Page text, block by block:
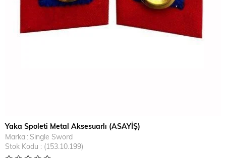
Yaka Spoleti Metal Aksesuarlı (ASAYİŞ)
Marka : Single Sword
Stok Kodu
(153.10.199)